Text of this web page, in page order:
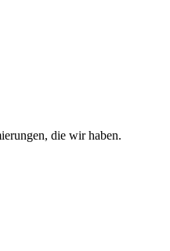
die wir haben.